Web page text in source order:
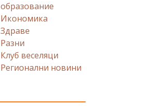
образование
Икономика
Здраве
Разни
Клуб веселяци
Регионални новини